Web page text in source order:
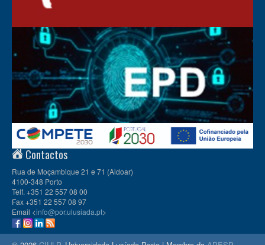
Contactos
Rua de Moçambique 21 e 71 (Aldoar)
4100-348 Porto
Telf. +351 22 557 08 00
Fax +351 22 557 08 97
Email <info@por.ulusiada.pt>